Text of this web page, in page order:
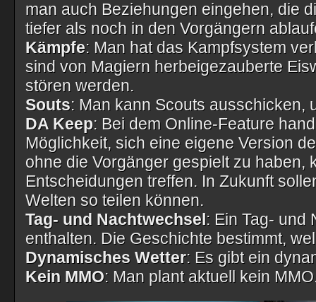
man auch Beziehungen eingehen, die
tiefer als noch in den Vorgängern
Kämpfe: Man hat das Kampfsystem
sind von Magiern herbeigezauberte
stören werden.
Souts: Man kann Scouts ausschicken,
DA Keep: Bei dem Online-Feature
Möglichkeit, sich eine eigene Version
ohne die Vorgänger gespielt zu haben,
Entscheidungen treffen. In Zukunft
Welten so teilen können.
Tag- und Nachtwechsel: Ein Tag- und
enthalten. Die Geschichte bestimmt,
Dynamisches Wetter: Es gibt ein
Kein MMO: Man plant aktuell kein